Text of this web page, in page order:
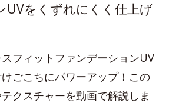
UVをくずれにくく仕上げ
フィットファンデーションUV
ごこちにパワーアップ！この
クスチャーを動画で解説しま